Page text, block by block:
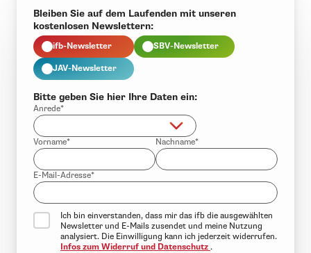
Bleiben Sie auf dem Laufenden mit unseren
kostenlosen Newslettern:
ifb-Newsletter SBV-Newsletter
JAV-Newsletter
Bitte geben Sie hier Ihre Daten ein:
Anrede*
Vorname* Nachname*
E-Mail-Adresse*
Ich bin einverstanden, dass mir das ifb die ausgewählten
Newsletter und E-Mails zusendet und meine Nutzung
analysiert. Die Einwilligung kann ich jederzeit widerrufen.
Infos zum Widerruf und Datenschutz .